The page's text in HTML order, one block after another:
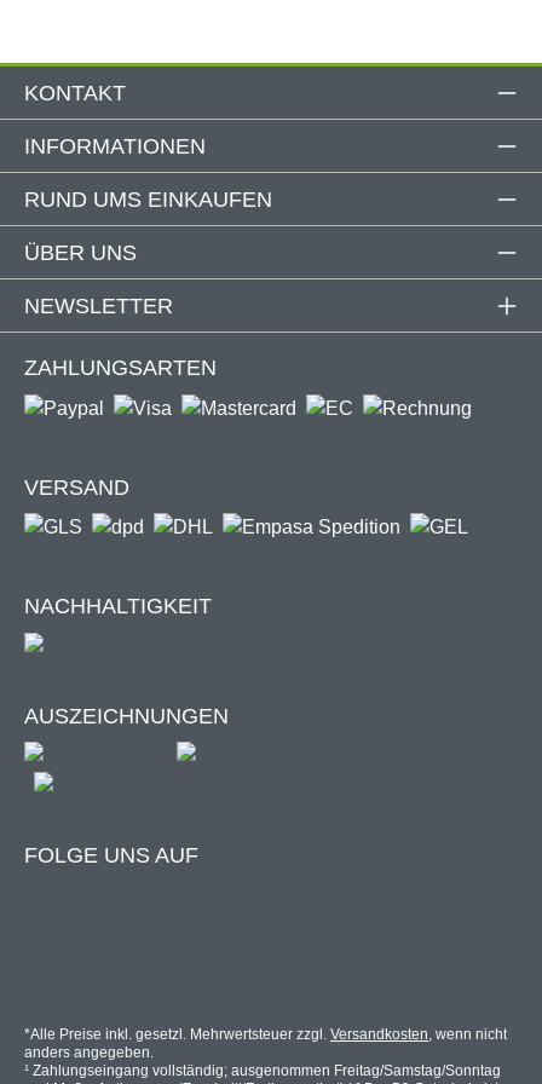
Information
Für die Montage wird eine Laibungstiefe von
Mindestbreite beträgt je nach Modell 50–60 cm.
kannst du den Bausatz alternativ auch vor dem
Verdunkelungsrollo montieren.
Produktdetails
Individuell kürzbar in Höhe und Breite
Mindest-Laibungsbreite: 50 – 60 cm
Benötigte Einbautiefe: mind. 4 cm
Anthrazitgrau (RAL 7016)
Leibungsbreite nach Größe
KONTAKT
INFORMATIONEN
RUND UMS EINKAUFEN
ÜBER UNS
NEWSLETTER
ZAHLUNGSARTEN
VERSAND
NACHHALTIGKEIT
AUSZEICHNUNGEN
FOLGE UNS AUF
*Alle Preise inkl. gesetzl. Mehrwertsteuer zzgl. Versandkosten, wenn nicht
anders angegeben.
¹ Zahlungseingang vollständig; ausgenommen Freitag/Samstag/Sonntag